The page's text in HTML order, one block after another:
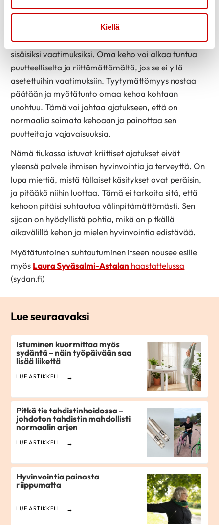
Kiellä
oppia jo lapsuudessa kuulemalla vanhempien
Ulkopuolelta tulevat ihanteet voivat muuttua
sisäisiksi vaatimuksiksi. Oma keho voi alkaa tuntua
puutteelliselta ja riittämättömältä, jos se ei yllä
asetettuihin vaatimuksiin. Tyytymättömyys nostaa
päätään ja myötätunto omaa kehoa kohtaan
unohtuu. Tämä voi johtaa ajatukseen, että on
normaalia soimata kehoaan ja painottaa sen
puutteita ja vajavaisuuksia.
Nämä tiukassa istuvat kriittiset ajatukset eivät
yleensä palvele ihmisen hyvinvointia ja terveyttä. On
lupa miettiä, mistä tällaiset käsitykset ovat peräisin,
ja pitääkö niihin luottaa. Tämä ei tarkoita sitä, että
kehoon pitäisi suhtautua välinpitämättömästi. Sen
sijaan on hyödyllistä pohtia, mikä on pitkällä
aikavälillä kehon ja mielen hyvinvointia edistävää.
Myötätuntoinen suhtautuminen itseen nousee esille
myös Laura Syväsalmi-Astalan haastattelussa
(sydan.fi)
Lue seuraavaksi
Istuminen kuormittaa myös
sydäntä – näin työpäivään saa
lisää liikettä
LUE ARTIKKELI
Pitkä tie tahdistinhoidossa –
johdoton tahdistin mahdollisti
normaalin arjen
LUE ARTIKKELI
Hyvinvointia painosta
riippumatta
LUE ARTIKKELI